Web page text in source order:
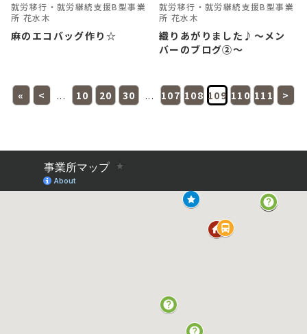
就労移行・就労継続支援B型事業
所 花水木
麻のエコバッグ作り☆
就労移行・就労継続支援B型事業
所 花水木
織りあがりました♪～メン
バーのブログ②～
« < ... 10 20 30 ... 107 108 109 110 111 >